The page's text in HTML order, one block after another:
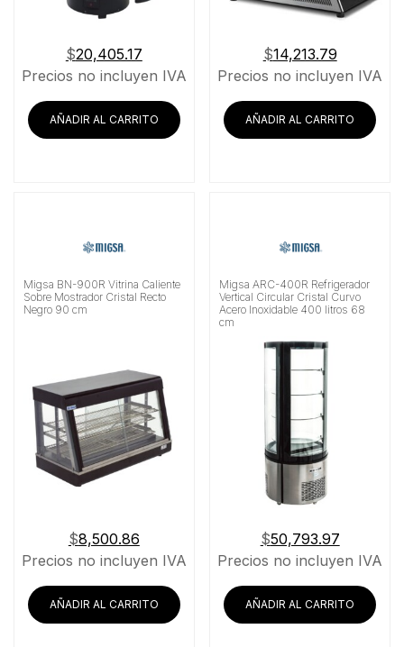
$20,405.17
Precios no incluyen IVA
AÑADIR AL CARRITO
$14,213.79
Precios no incluyen IVA
AÑADIR AL CARRITO
Migsa BN-900R Vitrina Caliente
Sobre Mostrador Cristal Recto
Negro 90 cm
$8,500.86
Precios no incluyen IVA
AÑADIR AL CARRITO
Migsa ARC-400R Refrigerador
Vertical Circular Cristal Curvo
Acero Inoxidable 400 litros 68
cm
$50,793.97
Precios no incluyen IVA
AÑADIR AL CARRITO